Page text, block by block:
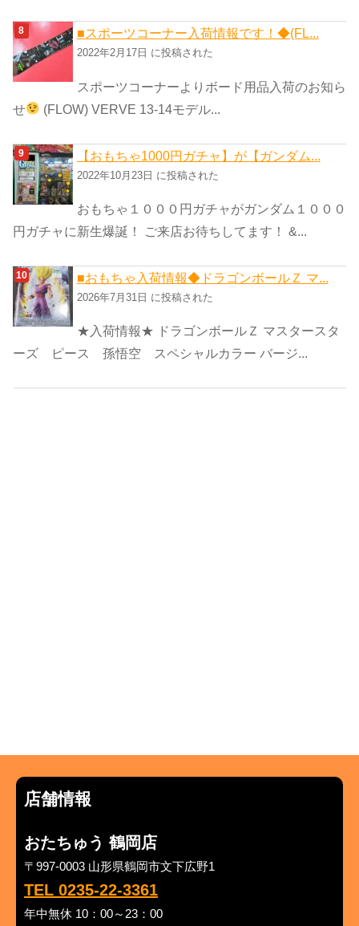
■スポーツコーナー入荷情報です！◆(FL...
2022年2月17日 に投稿された
スポーツコーナーよりボード用品入荷のお知ら
せ
(FLOW) VERVE 13-14モデル...
【おもちゃ1000円ガチャ】が【ガンダム...
2022年10月23日 に投稿された
おもちゃ１０００円ガチャがガンダム１０００
円ガチャに新生爆誕！ ご来店お待ちしてます！ &...
■おもちゃ入荷情報◆ドラゴンボールＺ マ...
2026年7月31日 に投稿された
★入荷情報★ ドラゴンボールＺ マスタースタ
ーズ ピース 孫悟空 スペシャルカラー バージ...
店舗情報
おたちゅう 鶴岡店
〒997-0003 山形県鶴岡市文下広野1
TEL 0235-22-3361
年中無休 10：00～23：00